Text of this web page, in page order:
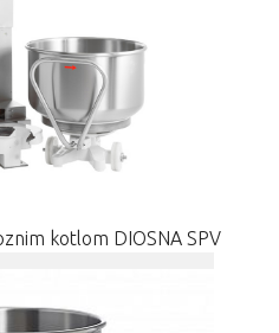
kotlom DIOSNA SPV